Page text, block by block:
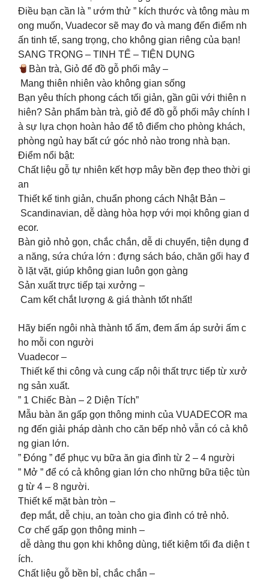
Điều bạn cần là ” ướm thử ” kích thước và tông màu m
ong muốn, Vuadecor sẽ may đo và mang đến điểm nh
ấn tinh tế, sang trọng, cho không gian riêng của bạn!
SANG TRỌNG – TINH TẾ – TIỆN DỤNG
Bàn trà, Giỏ để đồ gỗ phối mây –
Mang thiên nhiên vào không gian sống
Bạn yêu thích phong cách tối giản, gần gũi với thiên n
hiên? Sản phẩm bàn trà, giỏ để đồ gỗ phối mây chính l
à sự lựa chọn hoàn hảo để tô điểm cho phòng khách,
phòng ngủ hay bất cứ góc nhỏ nào trong nhà bạn.
Điểm nổi bật:
Chất liệu gỗ tự nhiên kết hợp mây bền đẹp theo thời gi
an
Thiết kế tinh giản, chuẩn phong cách Nhật Bản –
Scandinavian, dễ dàng hòa hợp với mọi không gian d
ecor.
Bàn giỏ nhỏ gọn, chắc chắn, dễ di chuyển, tiện dụng đ
a năng, sứa chứa lớn : đựng sách báo, chăn gối hay đ
ồ lặt vặt, giúp không gian luôn gọn gàng
Sản xuất trực tiếp tại xưởng –
Cam kết chắt lượng & giá thành tốt nhất!
Hãy biến ngôi nhà thành tổ ấm, đem ấm áp sưởi ấm c
ho mỗi con người
Vuadecor –
Thiết kế thi công và cung cấp nội thất trực tiếp từ xưở
ng sản xuất.
️” 1 Chiếc Bàn – 2 Diện Tích”️
Mẫu bàn ăn gấp gọn thông minh của VUADECOR ma
ng đến giải pháp dành cho căn bếp nhỏ vẫn có cả khô
ng gian lớn.
️” Đóng ” để phục vụ bữa ăn gia đình từ 2 – 4 người
️” Mở ” để có cả không gian lớn cho những bữa tiệc tùn
g từ 4 – 8 người.
Thiết kế mặt bàn tròn –
đẹp mắt, dễ chịu, an toàn cho gia đình có trẻ nhỏ.
Cơ chế gấp gọn thông minh –
dễ dàng thu gọn khi không dùng, tiết kiệm tối đa diện t
ích.
Chất liệu gỗ bền bỉ, chắc chắn –